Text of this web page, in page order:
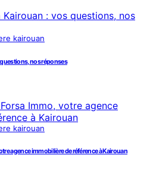
kairouan
nos réponses
kairouan
agence immobilière de référence à Kairouan